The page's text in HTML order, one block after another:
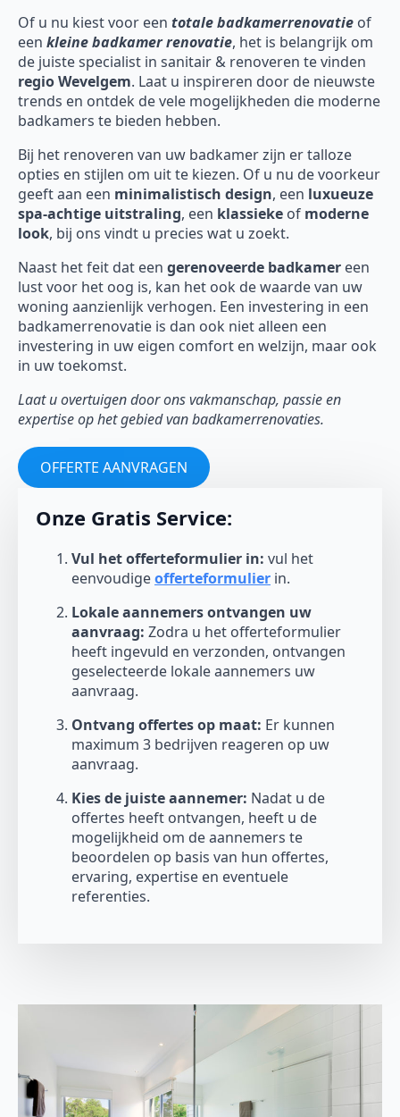
Of u nu kiest voor een totale badkamerrenovatie of
een kleine badkamer renovatie, het is belangrijk om
de juiste specialist in sanitair & renoveren te vinden
regio Wevelgem. Laat u inspireren door de nieuwste
trends en ontdek de vele mogelijkheden die moderne
badkamers te bieden hebben.
Bij het renoveren van uw badkamer zijn er talloze
opties en stijlen om uit te kiezen. Of u nu de voorkeur
geeft aan een minimalistisch design, een luxueuze
spa-achtige uitstraling, een klassieke of moderne
look, bij ons vindt u precies wat u zoekt.
Naast het feit dat een gerenoveerde badkamer een
lust voor het oog is, kan het ook de waarde van uw
woning aanzienlijk verhogen. Een investering in een
badkamerrenovatie is dan ook niet alleen een
investering in uw eigen comfort en welzijn, maar ook
in uw toekomst.
Laat u overtuigen door ons vakmanschap, passie en
expertise op het gebied van badkamerrenovaties.
OFFERTE AANVRAGEN
Onze Gratis Service:
Vul het offerteformulier in: vul het
eenvoudigeofferteformulier in.
Lokale aannemers ontvangen uw
aanvraag: Zodra u het offerteformulier
heeft ingevuld en verzonden, ontvangen
geselecteerde lokale aannemers uw
aanvraag.
Ontvang offertes op maat: Er kunnen
maximum 3 bedrijven reageren op uw
aanvraag.
Kies de juiste aannemer: Nadat u de
offertes heeft ontvangen, heeft u de
mogelijkheid om de aannemers te
beoordelen op basis van hun offertes,
ervaring, expertise en eventuele
referenties.